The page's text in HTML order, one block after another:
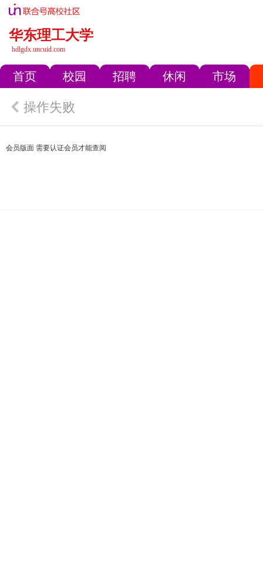
华东理工大学
hdlgdx.uncuid.com
首页 校园 招聘 休闲 市场
操作失败
会员版面 需要认证会员才能查阅